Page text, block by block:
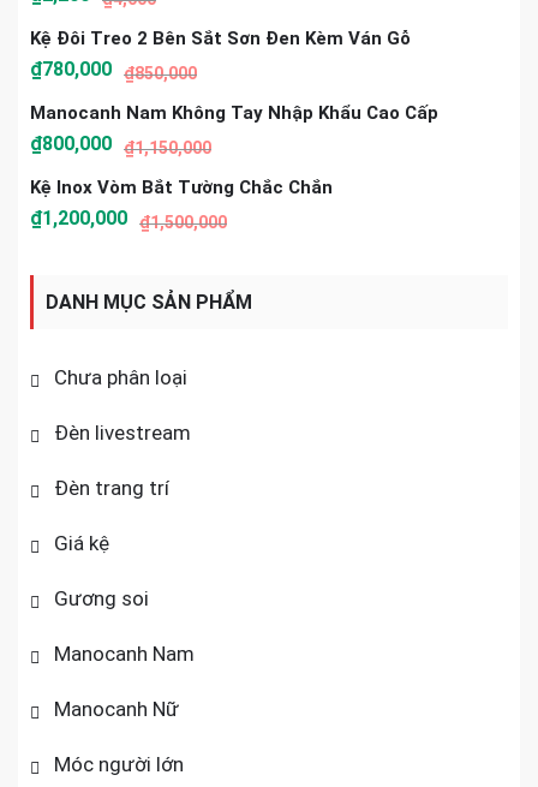
Kệ Đôi Treo 2 Bên Sắt Sơn Đen Kèm Ván Gỗ
₫850,000
₫780,000
Manocanh Nam Không Tay Nhập Khẩu Cao Cấp
₫1,150,000
₫800,000
Kệ Inox Vòm Bắt Tường Chắc Chắn
₫1,500,000
₫1,200,000
DANH MỤC SẢN PHẨM
Chưa phân loại
Đèn livestream
Đèn trang trí
Giá kệ
Gương soi
Manocanh Nam
Manocanh Nữ
Móc người lớn